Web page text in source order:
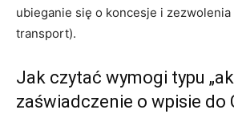
ubieganie się o koncesje i zezwolenia
transport).
Jak czytać wymogi typu
zaświadczenie o wpisie do